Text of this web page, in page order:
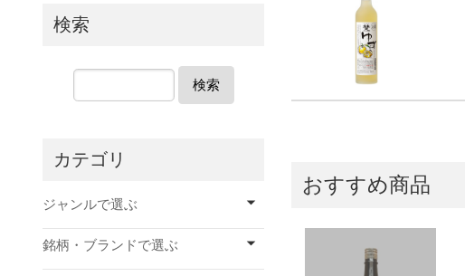
おすすめ商品
検索
検索
カテゴリ
ジャンルで選ぶ
銘柄・ブランドで選ぶ